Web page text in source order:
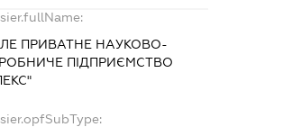
ПРИВАТНЕ НАУКОВО-
ПІДПРИЄМСТВО